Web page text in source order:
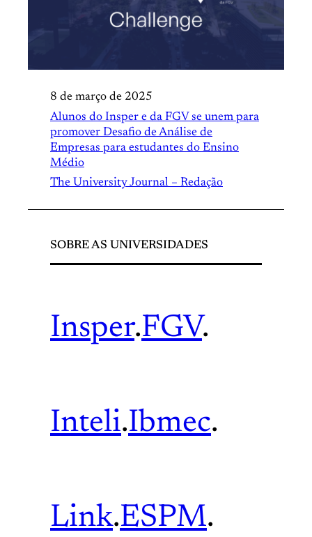
8 de março de 2025
Alunos do Insper e da FGV se unem para
promover Desafio de Análise de
Empresas para estudantes do Ensino
Médio
The University Journal – Redação
SOBRE AS UNIVERSIDADES
Insper.FGV.
Inteli.Ibmec.
Link.ESPM.